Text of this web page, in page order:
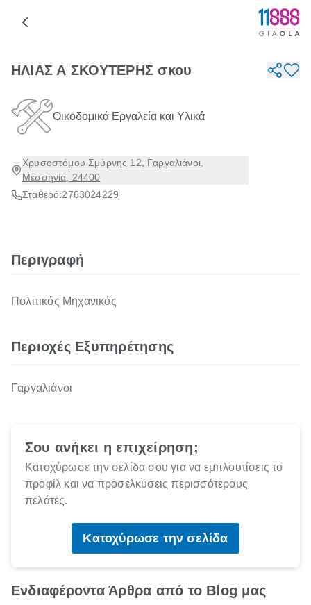
ΗΛΙΑΣ Α ΣΚΟΥΤΕΡΗΣ σκου
Οικοδομικά Εργαλεία και Υλικά
Χρυσοστόμου Σμύρνης 12, Γαργαλιάνοι,
Μεσσηνία, 24400
Σταθερό:2763024229
Περιγραφή
Πολιτικός Μηχανικός
Περιοχές Εξυπηρέτησης
Γαργαλιάνοι
Σου ανήκει η επιχείρηση;
Κατοχύρωσε την σελίδα σου για να εμπλουτίσεις το
προφίλ και να προσελκύσεις περισσότερους
πελάτες.
Κατοχύρωσε την σελίδα
Ενδιαφέροντα Άρθρα από το Blog μας